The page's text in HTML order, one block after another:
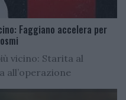
Faggiano accelera per
vicino: Starita al
all’operazione